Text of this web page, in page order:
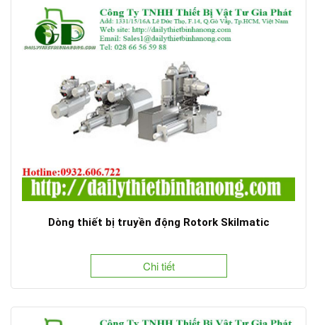
Dòng thiết bị truyền động Rotork Skilmatic
Chi tiết